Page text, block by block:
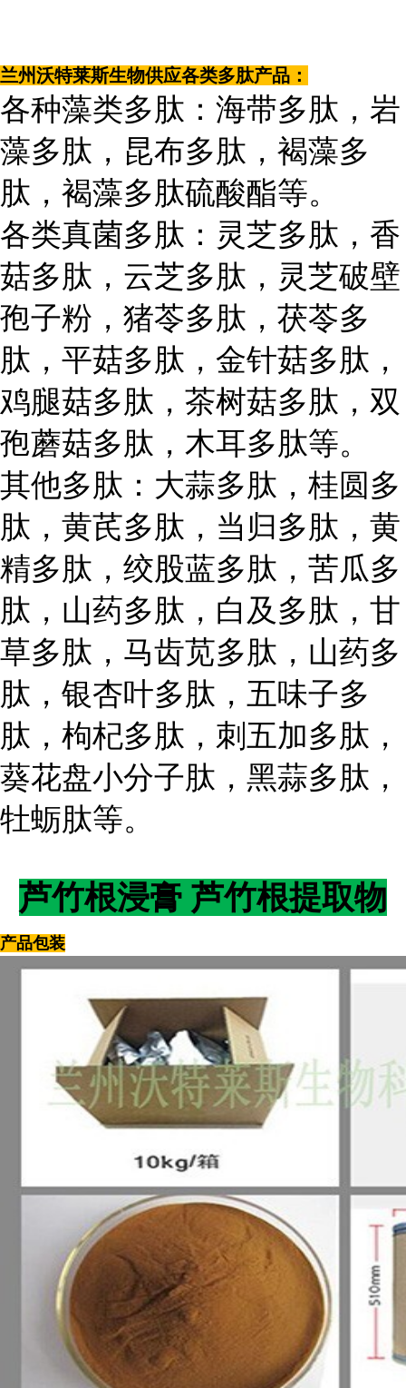
兰州沃特莱斯生物供应各类多肽产品：
各种藻类多肽：海带多肽，岩
藻多肽，昆布多肽，褐藻多
肽，褐藻多肽硫酸酯等。
各类真菌多肽：灵芝多肽，香
菇多肽，云芝多肽，灵芝破壁
孢子粉，猪苓多肽，茯苓多
肽，平菇多肽，金针菇多肽，
鸡腿菇多肽，茶树菇多肽，双
孢蘑菇多肽，木耳多肽等。
其他多肽：大蒜多肽，桂圆多
肽，黄芪多肽，当归多肽，黄
精多肽，绞股蓝多肽，苦瓜多
肽，山药多肽，白及多肽，甘
草多肽，马齿苋多肽，山药多
肽，银杏叶多肽，五味子多
肽，枸杞多肽，刺五加多肽，
葵花盘小分子肽，黑蒜多肽，
牡蛎肽等。
芦竹根浸膏 芦竹根提取物
产品包装